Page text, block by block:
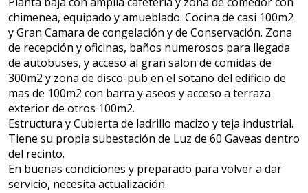
chimenea, equipado y amueblado. Cocina de casi 100m2
y Gran Camara de congelación y de Conservación. Zona
de recepción y oficinas, baños numerosos para llegada
de autobuses, y acceso al gran salon de comidas de
300m2 y zona de disco-pub en el sotano del edificio de
mas de 100m2 con barra y aseos y acceso a terraza
exterior de otros 100m2.
Estructura y Cubierta de ladrillo macizo y teja industrial.
Tiene su propia subestación de Luz de 60 Gaveas dentro
del recinto.
En buenas condiciones y preparado para volver a dar
servicio, necesita actualización.